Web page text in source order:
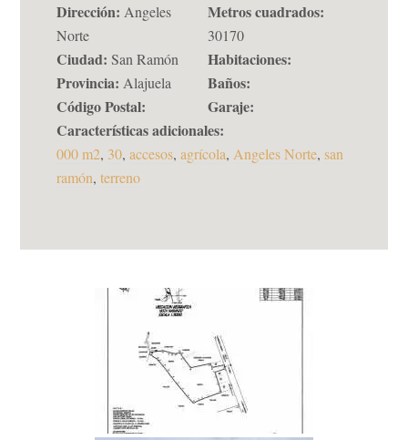
Dirección: Angeles
Norte
Ciudad: San Ramón
Provincia: Alajuela
Código Postal:
Metros cuadrados:
30170
Habitaciones:
Baños:
Garaje:
Características adicionales:
000 m2, 30,accesos,agrícola, Angeles Norte, san
ramón,terreno